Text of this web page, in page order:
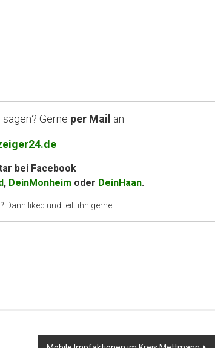
sagen? Gerne per Mail an
bei Facebook
, DeinMonheim oder DeinHaan.
Dann liked und teilt ihn gerne.